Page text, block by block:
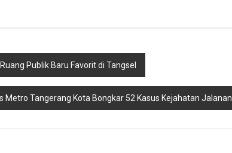
Publik Baru Favorit di Tangsel
Metro Tangerang Kota Bongkar 52 Kasus Kejahatan Jalanan